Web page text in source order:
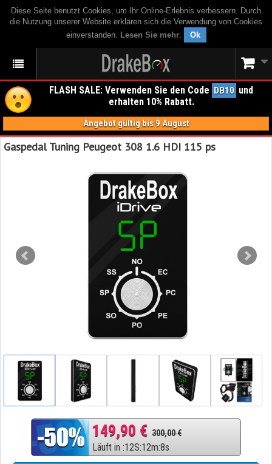
Diese Seite benutzt Cookies, um Ihr Online-Erlebnis verbessern. Durch
die Nutzung unserer Website erklären sich die Verwendung von Cookies
einverstanden. Lesen Sie mehr. Ok
FLASH SALE: Verwenden Sie den Code DB10 und
erhalten 10% Rabatt.
Angebot gültig bis 9 August
Gaspedal Tuning Peugeot 308 1.6 HDI 115 ps
149,90 € 300,00 €
Läuft in :12S:12m:7s